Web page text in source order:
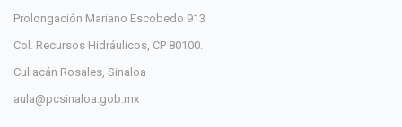
Prolongación Mariano Escobedo 913
Col. Recursos Hidráulicos, CP 80100.
Culiacán Rosales, Sinaloa
aula@pcsinaloa.gob.mx